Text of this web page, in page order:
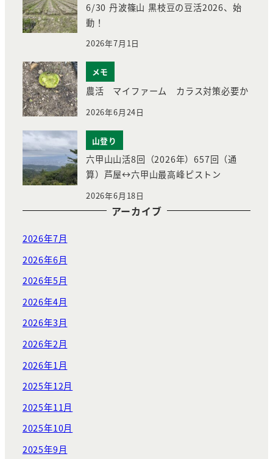
6/30 丹波篠山 黒枝豆の豆活2026、始
動！
2026年7月1日
メモ
農活 マイファーム カラス対策必要か
2026年6月24日
山登り
六甲山山活8回（2026年）657回（通
算）芦屋↔︎六甲山最高峰ピストン
2026年6月18日
アーカイブ
2026年7月
2026年6月
2026年5月
2026年4月
2026年3月
2026年2月
2026年1月
2025年12月
2025年11月
2025年10月
2025年9月